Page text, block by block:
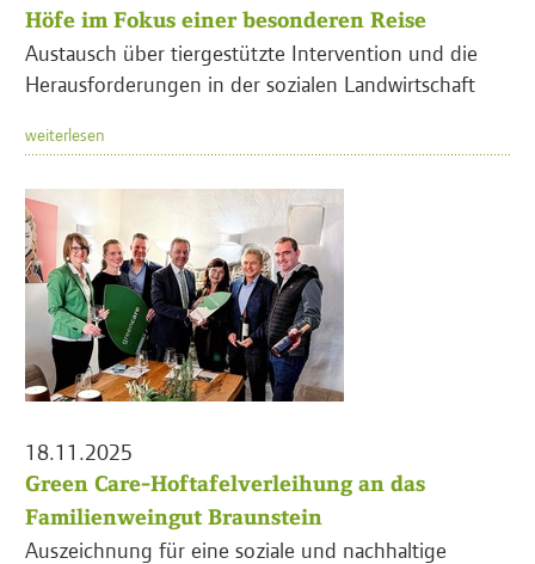
Höfe im Fokus einer besonderen Reise
Austausch über tiergestützte Intervention und die
Herausforderungen in der sozialen Landwirtschaft
weiterlesen
18.11.2025
Green Care-Hoftafelverleihung an das
Familienweingut Braunstein
Auszeichnung für eine soziale und nachhaltige